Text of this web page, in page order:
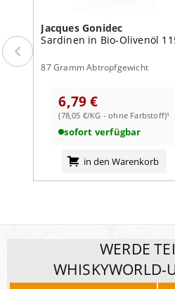
- einfach ungesättigte
Kohlenhydrate
- Zucker
Jacques Gonidec
Sardinen in Bio-Olivenöl
87 Gramm Abtropfgewicht
6,79 €
(78,05 €/KG - ohne Farbstoff)¹
sofort verfügbar
in den Warenkorb
WERDE
WHISKYWORLD-